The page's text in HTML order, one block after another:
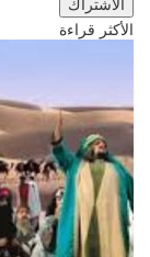
الأكثر قراءة